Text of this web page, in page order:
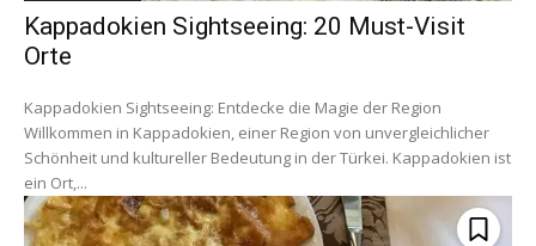
Kappadokien Sightseeing: 20 Must-Visit
Orte
Kappadokien Sightseeing: Entdecke die Magie der Region
Willkommen in Kappadokien, einer Region von unvergleichlicher
Schönheit und kultureller Bedeutung in der Türkei. Kappadokien ist
ein Ort,...